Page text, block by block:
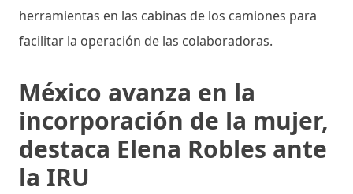
herramientas en las cabinas de los camiones para
facilitar la operación de las colaboradoras.
México avanza en la
incorporación de la mujer,
destaca Elena Robles ante
la IRU